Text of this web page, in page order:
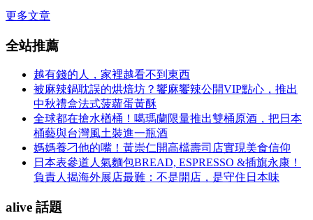
更多文章
全站推薦
越有錢的人，家裡越看不到東西
被麻辣鍋耽誤的烘焙坊？饗麻饗辣公開VIP點心，推出
中秋禮盒法式菠蘿蛋黃酥
全球都在搶水楢桶！噶瑪蘭限量推出雙桶原酒，把日本
桶藝與台灣風土裝進一瓶酒
媽媽養刁他的嘴！黃崇仁開高檔壽司店實現美食信仰
日本表參道人氣麵包BREAD, ESPRESSO &插旗永康！
負責人揭海外展店最難：不是開店，是守住日本味
alive 話題